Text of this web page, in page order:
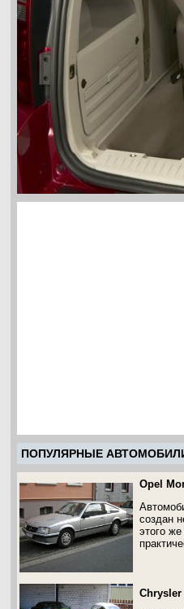
ПОПУЛЯРНЫЕ
Opel
создан
этого
Chrysler